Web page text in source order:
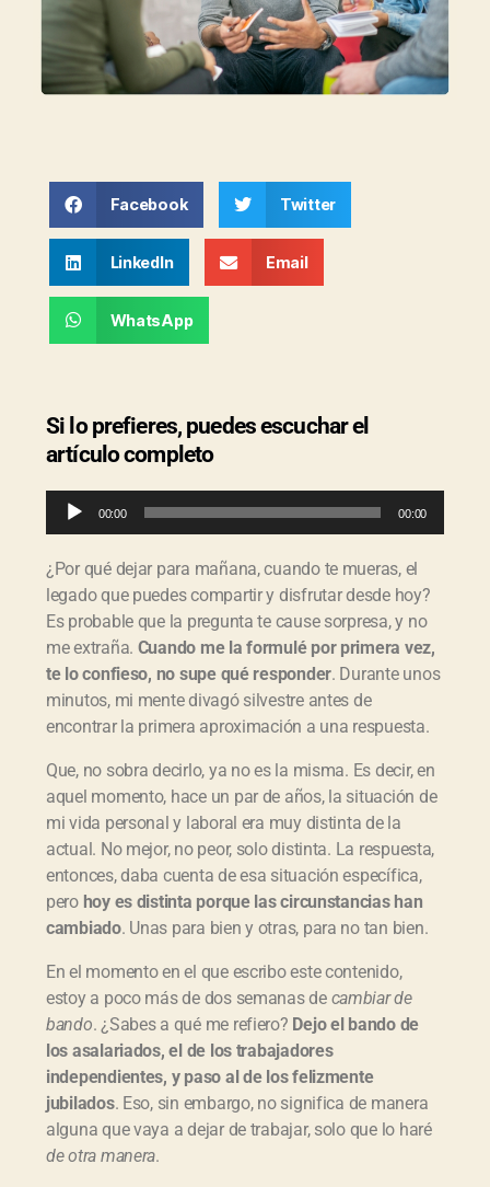
Facebook Twitter
LinkedIn Email
WhatsApp
Si lo prefieres, puedes escuchar el
artículo completo
p
r
o
d
u
c
t
o
r
d
a
u
i
o
00:00 00:00
¿Por qué dejar para mañana, cuando te mueras, el
legado que puedes compartir y disfrutar desde hoy?
Es probable que la pregunta te cause sorpresa, y no
me extraña. Cuando me la formulé por primera vez,
te lo confieso, no supe qué responder. Durante unos
minutos, mi mente divagó silvestre antes de
encontrar la primera aproximación a una respuesta.
Que, no sobra decirlo, ya no es la misma. Es decir, en
aquel momento, hace un par de años, la situación de
mi vida personal y laboral era muy distinta de la
actual. No mejor, no peor, solo distinta. La respuesta,
entonces, daba cuenta de esa situación específica,
pero hoy es distinta porque las circunstancias han
cambiado. Unas para bien y otras, para no tan bien.
En el momento en el que escribo este contenido,
estoy a poco más de dos semanas de cambiar de
bando. ¿Sabes a qué me refiero? Dejo el bando de
los asalariados, el de los trabajadores
independientes, y paso al de los felizmente
jubilados. Eso, sin embargo, no significa de manera
alguna que vaya a dejar de trabajar, solo que lo haré
de otra manera.